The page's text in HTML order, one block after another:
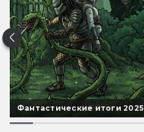
Фантастические итоги 2025